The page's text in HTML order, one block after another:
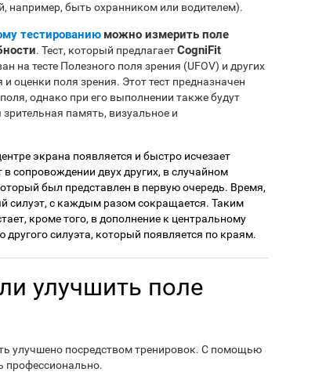
например, быть охранником или водителем).
тестированию можно измерить поле
. Тест, который предлагаетCogniFit
на тесте Полезного поля зрения (UFOV) и других
оценки поля зрения. Этот тест предназначен
однако при его выполнении также будут
память, визуальное и
экрана появляется и быстро исчезает
в сопровождении двух других, в случайном
был представлен в первую очередь. Время,
силуэт, с каждым разом сокращается. Таким
кроме того, в дополнение к центральному
другого силуэта, который появляется по краям.
улучшить поле
улучшено посредством тренировок. С помощью
профессионально.